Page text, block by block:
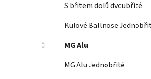
S břitem dolů dvoubřité
Kulové Ballnose
MG Alu
MG Alu Jednobřité